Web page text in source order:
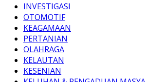
INVESTIGASI
OTOMOTIF
KEAGAMAAN
PERTANIAN
OLAHRAGA
KELAUTAN
KESENIAN